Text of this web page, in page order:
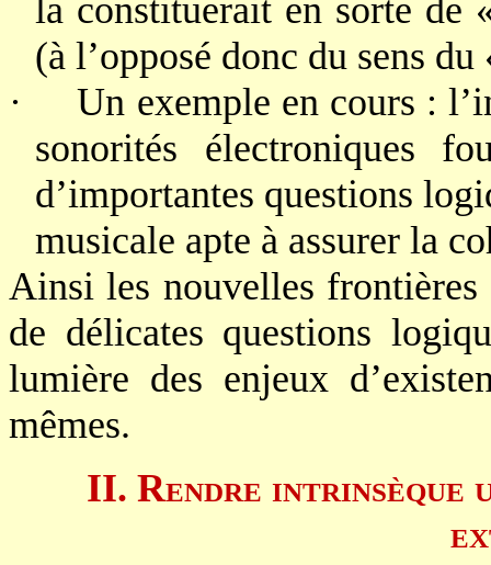
la constituerait en sorte de
(à l’opposé donc du sens
·
Un exemple en cours :
sonorités électroniques
d’importantes questions
musicale apte à assurer la
Ainsi les nouvelles frontières
de délicates questions
lumière des enjeux
mêmes.
II. Rendre intrinsèque